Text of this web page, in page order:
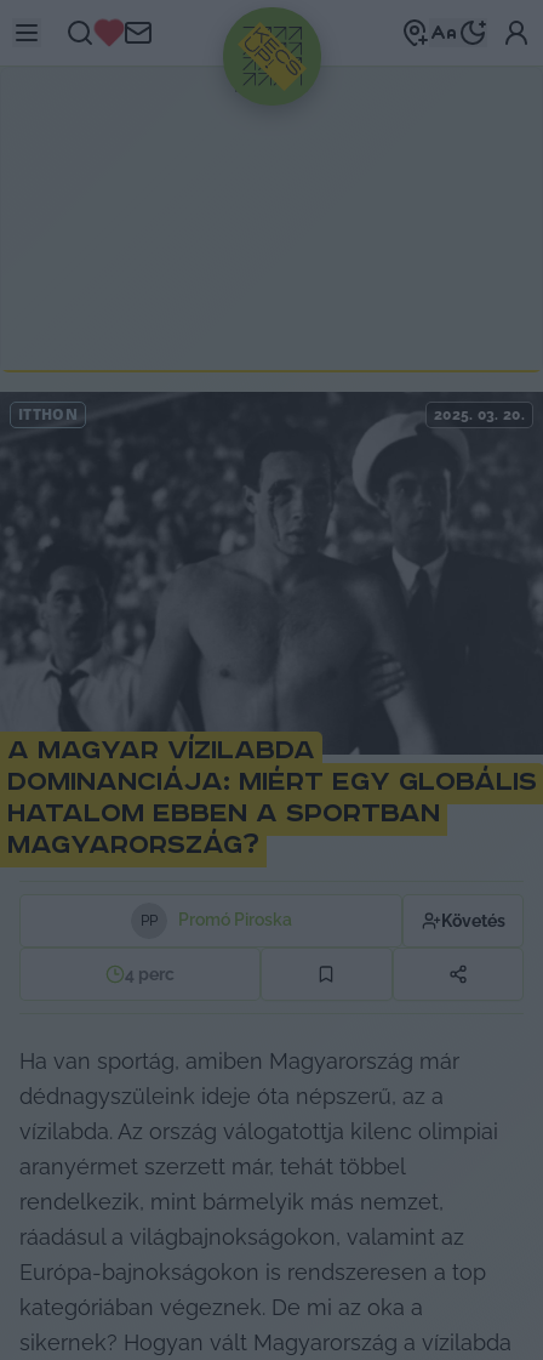
HIRDETÉS
ITTHON 2025. 03. 20.
A magyar vízilabda
dominanciája: miért egy globális
hatalom ebben a sportban
Magyarország?
PP Promó Piroska Követés
4 perc
Ha van sportág, amiben Magyarország már
dédnagyszüleink ideje óta népszerű, az a
vízilabda. Az ország válogatottja kilenc olimpiai
aranyérmet szerzett már, tehát többel
rendelkezik, mint bármelyik más nemzet,
ráadásul a világbajnokságokon, valamint az
Európa-bajnokságokon is rendszeresen a top
kategóriában végeznek. De mi az oka a
sikernek? Hogyan vált Magyarország a vízilabda